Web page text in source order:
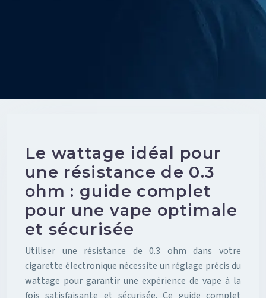
Le wattage idéal pour
une résistance de 0.3
ohm : guide complet
pour une vape optimale
et sécurisée
Utiliser une résistance de 0.3 ohm dans votre
cigarette électronique nécessite un réglage précis du
wattage pour garantir une expérience de vape à la